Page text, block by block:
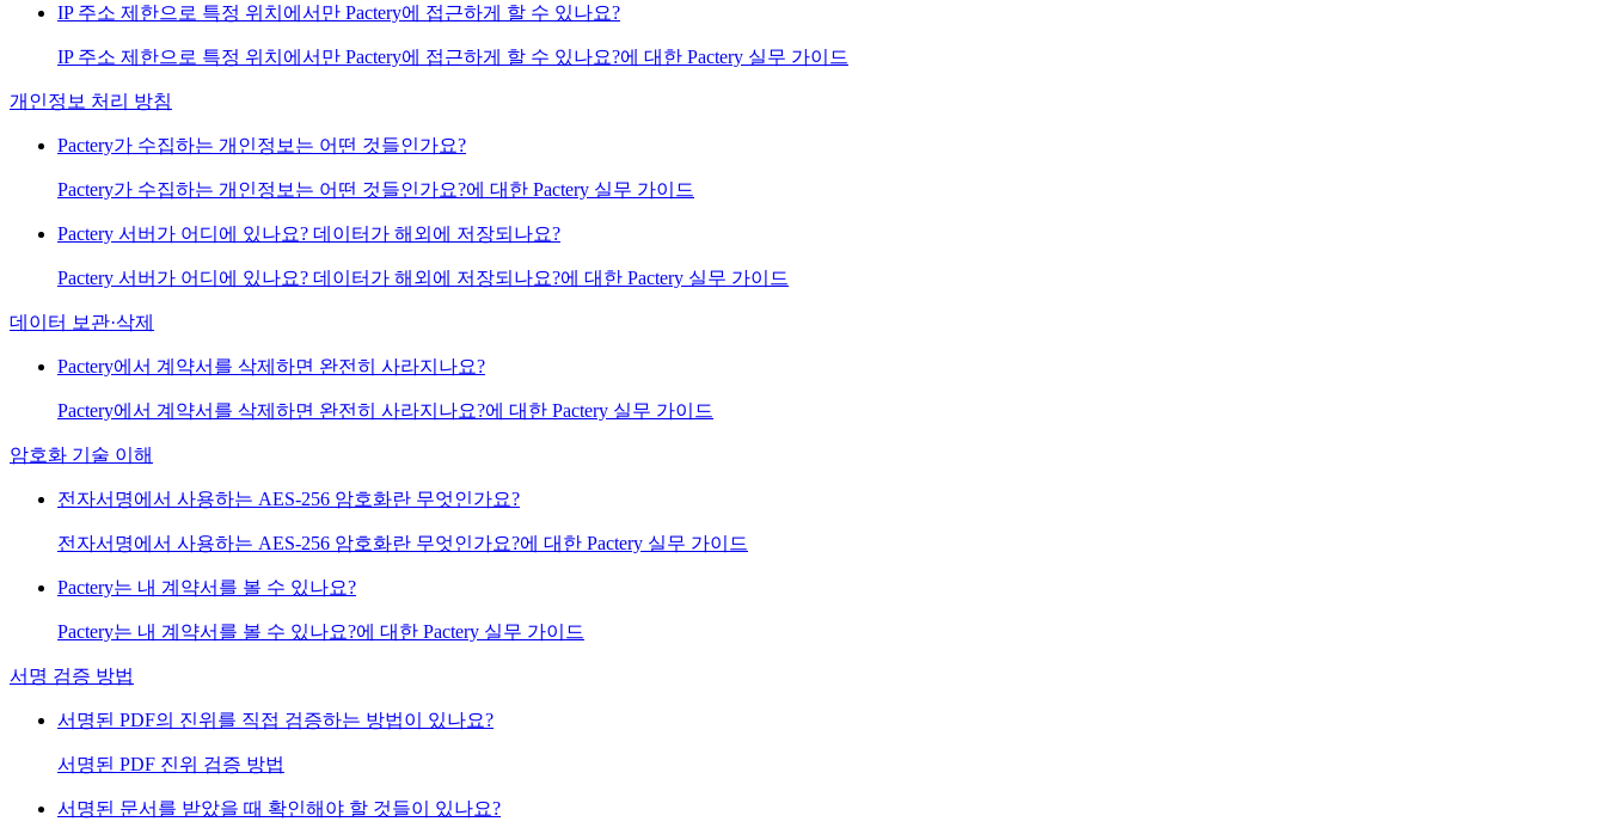
IP 주소 제한으로 특정 위치에서만 Pactery에 접근하게 할 수 있나요?
IP 주소 제한으로 특정 위치에서만 Pactery에 접근하게 할 수 있나요?에 대한 Pactery 실무 가이드
개인정보 처리 방침
Pactery가 수집하는 개인정보는 어떤 것들인가요?
Pactery가 수집하는 개인정보는 어떤 것들인가요?에 대한 Pactery 실무 가이드
Pactery 서버가 어디에 있나요? 데이터가 해외에 저장되나요?
Pactery 서버가 어디에 있나요? 데이터가 해외에 저장되나요?에 대한 Pactery 실무 가이드
데이터 보관·삭제
Pactery에서 계약서를 삭제하면 완전히 사라지나요?
Pactery에서 계약서를 삭제하면 완전히 사라지나요?에 대한 Pactery 실무 가이드
암호화 기술 이해
전자서명에서 사용하는 AES-256 암호화란 무엇인가요?
전자서명에서 사용하는 AES-256 암호화란 무엇인가요?에 대한 Pactery 실무 가이드
Pactery는 내 계약서를 볼 수 있나요?
Pactery는 내 계약서를 볼 수 있나요?에 대한 Pactery 실무 가이드
서명 검증 방법
서명된 PDF의 진위를 직접 검증하는 방법이 있나요?
서명된 PDF 진위 검증 방법
서명된 문서를 받았을 때 확인해야 할 것들이 있나요?